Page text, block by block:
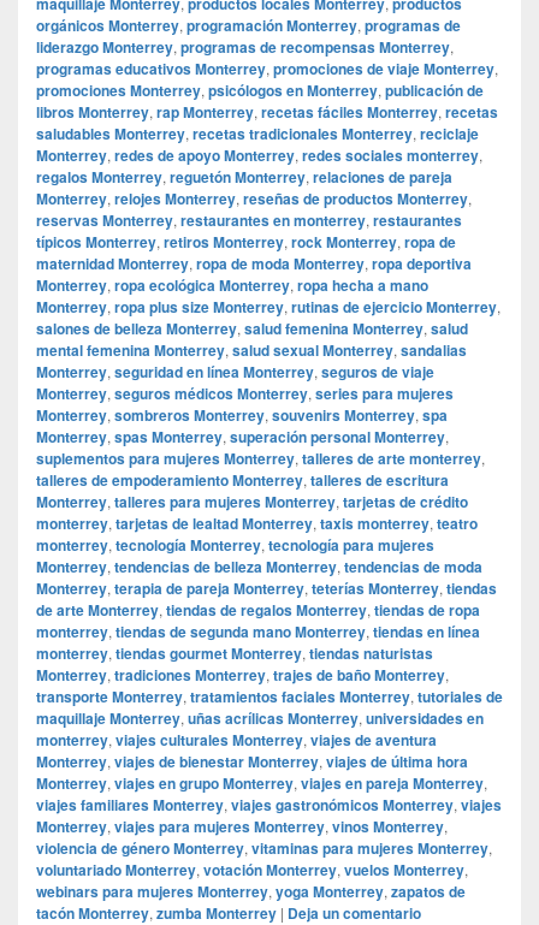
orgánicos Monterrey, programación Monterrey, programas de
liderazgo Monterrey, programas de recompensas Monterrey,
programas educativos Monterrey, promociones de viaje Monterrey,
promociones Monterrey, psicólogos en Monterrey, publicación de
libros Monterrey, rap Monterrey, recetas fáciles Monterrey, recetas
saludables Monterrey, recetas tradicionales Monterrey, reciclaje
Monterrey, redes de apoyo Monterrey, redes sociales monterrey,
regalos Monterrey, reguetón Monterrey, relaciones de pareja
Monterrey, relojes Monterrey, reseñas de productos Monterrey,
reservas Monterrey, restaurantes en monterrey, restaurantes
típicos Monterrey, retiros Monterrey, rock Monterrey, ropa de
maternidad Monterrey, ropa de moda Monterrey, ropa deportiva
Monterrey, ropa ecológica Monterrey, ropa hecha a mano
Monterrey, ropa plus size Monterrey, rutinas de ejercicio Monterrey,
salones de belleza Monterrey, salud femenina Monterrey, salud
mental femenina Monterrey, salud sexual Monterrey, sandalias
Monterrey, seguridad en línea Monterrey, seguros de viaje
Monterrey, seguros médicos Monterrey, series para mujeres
Monterrey, sombreros Monterrey, souvenirs Monterrey, spa
Monterrey, spas Monterrey, superación personal Monterrey,
suplementos para mujeres Monterrey, talleres de arte monterrey,
talleres de empoderamiento Monterrey, talleres de escritura
Monterrey, talleres para mujeres Monterrey, tarjetas de crédito
monterrey, tarjetas de lealtad Monterrey, taxis monterrey, teatro
monterrey, tecnología Monterrey, tecnología para mujeres
Monterrey, tendencias de belleza Monterrey, tendencias de moda
Monterrey, terapia de pareja Monterrey, teterías Monterrey, tiendas
de arte Monterrey, tiendas de regalos Monterrey, tiendas de ropa
monterrey, tiendas de segunda mano Monterrey, tiendas en línea
monterrey, tiendas gourmet Monterrey, tiendas naturistas
Monterrey, tradiciones Monterrey, trajes de baño Monterrey,
transporte Monterrey, tratamientos faciales Monterrey, tutoriales de
maquillaje Monterrey, uñas acrílicas Monterrey, universidades en
monterrey, viajes culturales Monterrey, viajes de aventura
Monterrey, viajes de bienestar Monterrey, viajes de última hora
Monterrey, viajes en grupo Monterrey, viajes en pareja Monterrey,
viajes familiares Monterrey, viajes gastronómicos Monterrey, viajes
Monterrey, viajes para mujeres Monterrey, vinos Monterrey,
violencia de género Monterrey, vitaminas para mujeres Monterrey,
voluntariado Monterrey, votación Monterrey, vuelos Monterrey,
webinars para mujeres Monterrey, yoga Monterrey, zapatos de
tacón Monterrey, zumba Monterrey | Deja un comentario